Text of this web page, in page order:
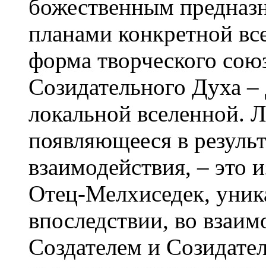
божественным
планами конкретной
форма творческого
Созидательного Духа
локальной вселенной.
появляющееся в
взаимодействия, – это
Отец-Мелхиседек,
впоследствии, во
Создателем и